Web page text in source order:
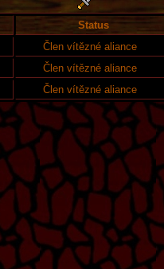
Status
Člen vítězné aliance
Člen vítězné aliance
Člen vítězné aliance